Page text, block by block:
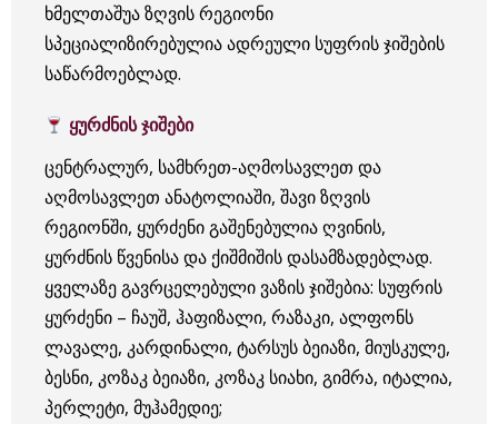
ხმელთაშუა ზღვის რეგიონი
სპეციალიზირებულია ადრეული სუფრის ჯიშების
საწარმოებლად.
ყურძნის ჯიშები
ცენტრალურ, სამხრეთ-აღმოსავლეთ და
აღმოსავლეთ ანატოლიაში, შავი ზღვის
რეგიონში, ყურძენი გაშენებულია ღვინის,
ყურძნის წვენისა და ქიშმიშის დასამზადებლად.
ყველაზე გავრცელებული ვაზის ჯიშებია: სუფრის
ყურძენი – ჩაუშ, ჰაფიზალი, რაზაკი, ალფონს
ლავალე, კარდინალი, ტარსუს ბეიაზი, მიუსკულე,
ბესნი, კოზაკ ბეიაზი, კოზაკ სიახი, გიმრა, იტალია,
პერლეტი, მუჰამედიე;